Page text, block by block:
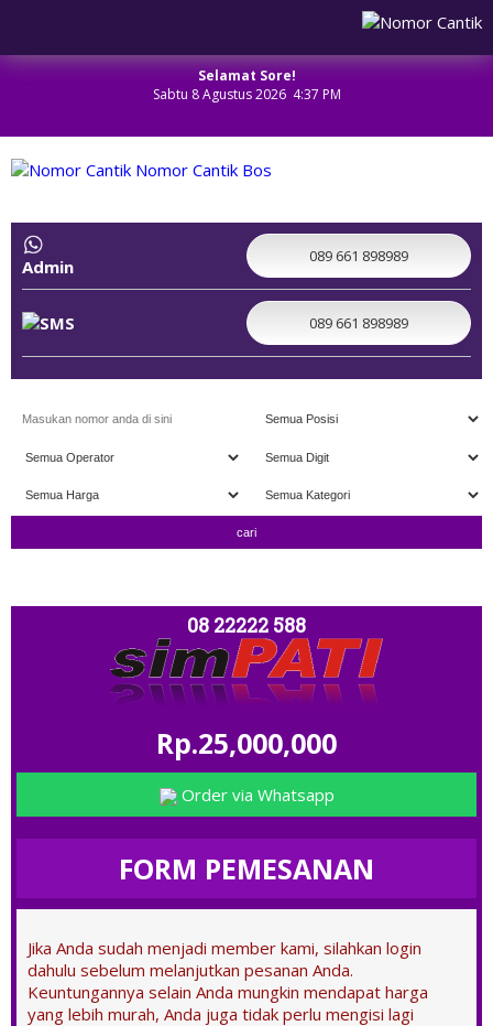
Selamat Sore!
Sabtu 8 Agustus 2026 4:37 PM
Admin 089 661 898989
089 661 898989
08 22222 588
Rp.25,000,000
Order via Whatsapp
FORM PEMESANAN
Jika Anda sudah menjadi member kami, silahkan login
dahulu sebelum melanjutkan pesanan Anda.
Keuntungannya selain Anda mungkin mendapat harga
yang lebih murah, Anda juga tidak perlu mengisi lagi